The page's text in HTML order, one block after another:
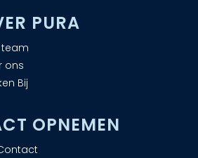
PURA
team
ons
Bij
OPNEMEN